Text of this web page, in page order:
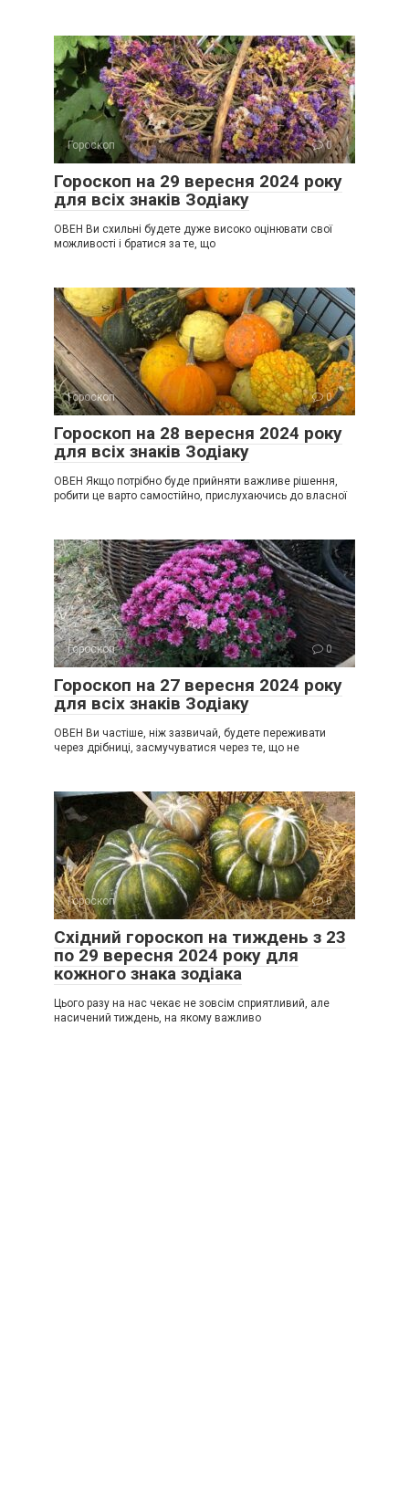
Гороскоп 0
Гороскоп на 29 вересня 2024 року
для всіх знаків Зодіаку
ОВЕН Ви схильні будете дуже високо оцінювати свої
можливості і братися за те, що
Гороскоп 0
Гороскоп на 28 вересня 2024 року
для всіх знаків Зодіаку
ОВЕН Якщо потрібно буде прийняти важливе рішення,
робити це варто самостійно, прислухаючись до власної
Гороскоп 0
Гороскоп на 27 вересня 2024 року
для всіх знаків Зодіаку
ОВЕН Ви частіше, ніж зазвичай, будете переживати
через дрібниці, засмучуватися через те, що не
Гороскоп 0
Східний гороскоп на тиждень з 23
по 29 вересня 2024 року для
кожного знака зодіака
Цього разу на нас чекає не зовсім сприятливий, але
насичений тиждень, на якому важливо